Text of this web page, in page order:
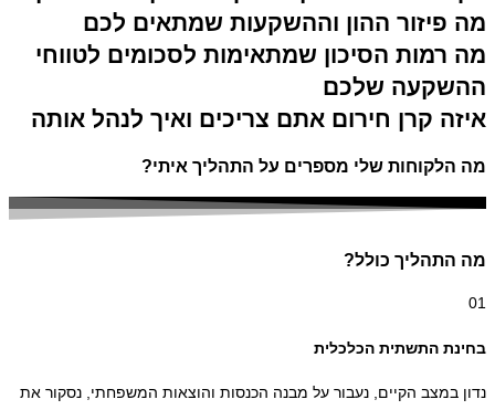
מה פיזור ההון וההשקעות שמתאים לכם
מה רמות הסיכון שמתאימות לסכומים לטווחי
ההשקעה שלכם
איזה קרן חירום אתם צריכים ואיך לנהל אותה
מה הלקוחות שלי מספרים על התהליך איתי?
מה התהליך כולל?
01
בחינת התשתית הכלכלית
נדון במצב הקיים, נעבור על מבנה הכנסות והוצאות המשפחתי, נסקור את